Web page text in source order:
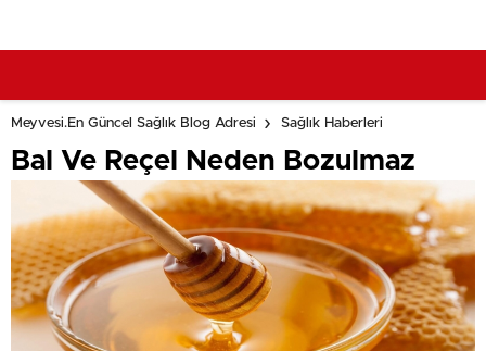
Meyvesi.En Güncel Sağlık Blog Adresi Sağlık Haberleri
Bal Ve Reçel Neden Bozulmaz